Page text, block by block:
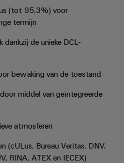
(tot 95,3%) voor
termijn
dankzij de unieke DCL-
bewaking van de toestand
middel van geïntegreerde
atmosferen
(cULus, Bureau Veritas, DNV,
RINA, ATEX en IECEX)